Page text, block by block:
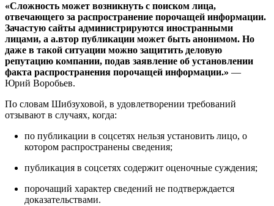
«Сложность может возникнуть с поиском лица,
отвечающего за распространение порочащей информации.
Зачастую сайты администрируются иностранными
лицами, а а.втор публикации может быть анонимом. Но
даже в такой ситуации можно защитить деловую
репутацию компании, подав заявление об установлении
факта распространения порочащей информации.» —
Юрий Воробьев.
По словам Шибзуховой, в удовлетворении требований
отзывают в случаях, когда:
по публикации в соцсетях нельзя установить лицо, о
котором распространены сведения;
публикация в соцсетях содержит оценочные суждения;
порочащий характер сведений не подтверждается
доказательствами.